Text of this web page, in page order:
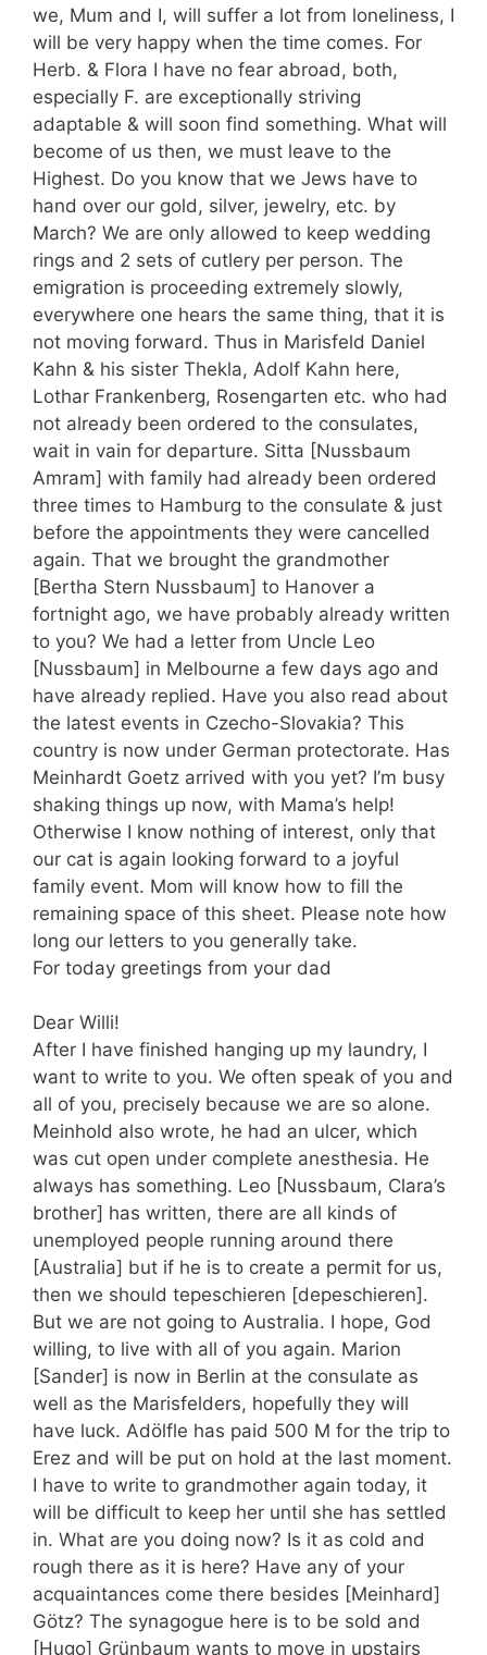
we, Mum and I, will suffer a lot from loneliness, I
will be very happy when the time comes. For
Herb. & Flora I have no fear abroad, both,
especially F. are exceptionally striving
adaptable & will soon find something. What will
become of us then, we must leave to the
Highest. Do you know that we Jews have to
hand over our gold, silver, jewelry, etc. by
March? We are only allowed to keep wedding
rings and 2 sets of cutlery per person. The
emigration is proceeding extremely slowly,
everywhere one hears the same thing, that it is
not moving forward. Thus in Marisfeld Daniel
Kahn & his sister Thekla, Adolf Kahn here,
Lothar Frankenberg, Rosengarten etc. who had
not already been ordered to the consulates,
wait in vain for departure. Sitta [Nussbaum
Amram] with family had already been ordered
three times to Hamburg to the consulate & just
before the appointments they were cancelled
again. That we brought the grandmother
[Bertha Stern Nussbaum] to Hanover a
fortnight ago, we have probably already written
to you? We had a letter from Uncle Leo
[Nussbaum] in Melbourne a few days ago and
have already replied. Have you also read about
the latest events in Czecho-Slovakia? This
country is now under German protectorate. Has
Meinhardt Goetz arrived with you yet? I’m busy
shaking things up now, with Mama’s help!
Otherwise I know nothing of interest, only that
our cat is again looking forward to a joyful
family event. Mom will know how to fill the
remaining space of this sheet. Please note how
long our letters to you generally take.
For today greetings from your dad
Dear Willi!
After I have finished hanging up my laundry, I
want to write to you. We often speak of you and
all of you, precisely because we are so alone.
Meinhold also wrote, he had an ulcer, which
was cut open under complete anesthesia. He
always has something. Leo [Nussbaum, Clara’s
brother] has written, there are all kinds of
unemployed people running around there
[Australia] but if he is to create a permit for us,
then we should tepeschieren [depeschieren].
But we are not going to Australia. I hope, God
willing, to live with all of you again. Marion
[Sander] is now in Berlin at the consulate as
well as the Marisfelders, hopefully they will
have luck. Adölfle has paid 500 M for the trip to
Erez and will be put on hold at the last moment.
I have to write to grandmother again today, it
will be difficult to keep her until she has settled
in. What are you doing now? Is it as cold and
rough there as it is here? Have any of your
acquaintances come there besides [Meinhard]
Götz? The synagogue here is to be sold and
[Hugo] Grünbaum wants to move in upstairs